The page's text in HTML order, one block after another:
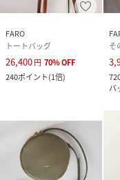
原産国 日本
素材 防
サイズ FREE
FARO
トートバッグ
26,400円 70%OFF
240ポイント(1倍)
そ
バ